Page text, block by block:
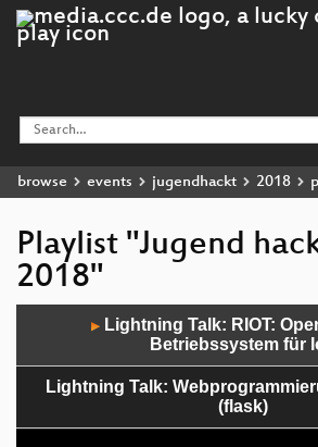
browse events jugendhackt 2018
Playlist "Jugend
2018"
▶
Lightning Talk: RIOT:
Betriebssystem für
Lightning Talk:
(flask)